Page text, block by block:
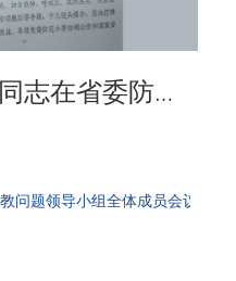
8-1 马兴瑞同志在省委防范和处理邪教问题领导小组全体成员会议上的讲话
问题领导小组全体成员会议上的